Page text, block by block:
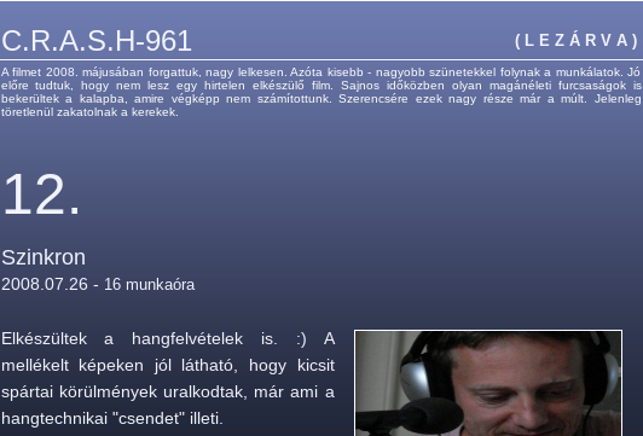
C.R.A.S.H-961 ( L E Z Á R V A )
A filmet 2008. májusában forgattuk, nagy lelkesen. Azóta kisebb - nagyobb szünetekkel folynak a munkálatok. Jó
előre tudtuk, hogy nem lesz egy hirtelen elkészülő film. Sajnos időközben olyan magánéleti furcsaságok is
bekerültek a kalapba, amire végképp nem számítottunk. Szerencsére ezek nagy része már a múlt. Jelenleg
töretlenül zakatolnak a kerekek.
12.
Szinkron
2008.07.26 - 16 munkaóra
Elkészültek a hangfelvételek is. :) A
mellékelt képeken jól látható, hogy kicsit
spártai körülmények uralkodtak, már ami a
hangtechnikai "csendet" illeti.